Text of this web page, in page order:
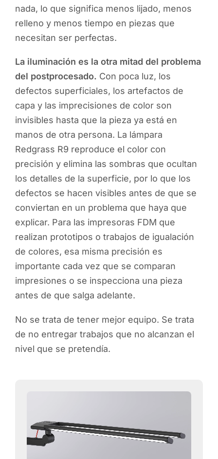
nada, lo que significa menos lijado, menos
relleno y menos tiempo en piezas que
necesitan ser perfectas.
La iluminación es la otra mitad del problema
del postprocesado. Con poca luz, los
defectos superficiales, los artefactos de
capa y las imprecisiones de color son
invisibles hasta que la pieza ya está en
manos de otra persona. La lámpara
Redgrass R9 reproduce el color con
precisión y elimina las sombras que ocultan
los detalles de la superficie, por lo que los
defectos se hacen visibles antes de que se
conviertan en un problema que haya que
explicar. Para las impresoras FDM que
realizan prototipos o trabajos de igualación
de colores, esa misma precisión es
importante cada vez que se comparan
impresiones o se inspecciona una pieza
antes de que salga adelante.
No se trata de tener mejor equipo. Se trata
de no entregar trabajos que no alcanzan el
nivel que se pretendía.